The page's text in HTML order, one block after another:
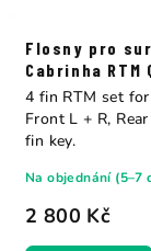
Flosny pro
Cabrinha RTM
2 800 Kč
Na objednání (5–7
4 fin RTM set
Front L + R,
fin key.